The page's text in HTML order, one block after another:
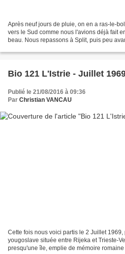
Après neuf jours de pluie, on en a ras-le-
vers le Sud comme nous l'avions déjà fait
beau. Nous repassons à Split, puis peu
Bio 121 L'Istrie - Juillet
Publié le 21/08/2016 à 09:36
Par Christian VANCAU
Cette fois nous voici partis le 2 Juillet
yougoslave située entre Rijeka et Trieste-
presqu'une île, emplie de mémoire